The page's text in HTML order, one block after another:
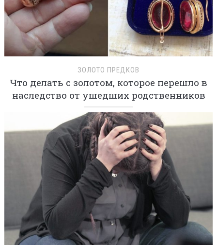
ЗОЛОТО ПРЕДКОВ
Что делать с золотом, которое перешло в
наследство от ушедших родственников